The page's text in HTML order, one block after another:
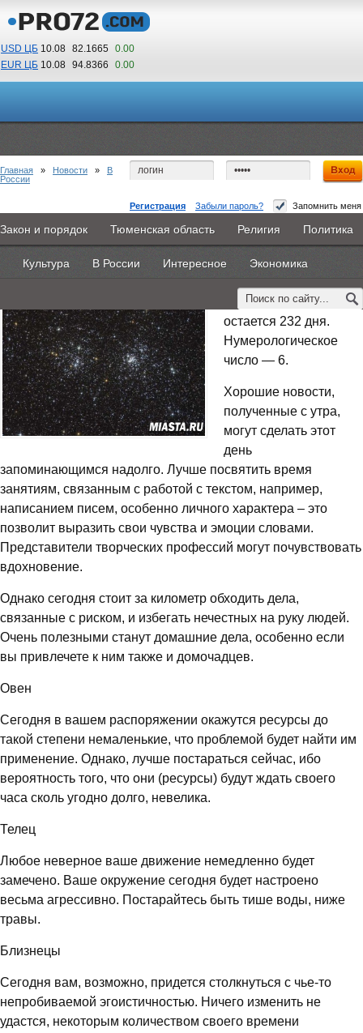
USD ЦБ 10.08 82.1665 0.00
EUR ЦБ 10.08 94.8366 0.00
08 59
По Гринвичу (GMT +5)
Регистрация Забыли пароль? Запомнить меня
Главная Новости Объявления КНИГИ ВестиNet
Каталоги 9PS Прочее
Закон и порядок Тюменская область Религия Политика
Культура В России Интересное Экономика
Главная » Новости » В
России
Гороскоп на 15 мая
15 мая 2015 - Наталья Белякова
15 мая — 133-ий день
года, до Нового года
остается 232 дня.
Нумерологическое
число — 6.
Хорошие новости,
полученные с утра,
могут сделать этот
день
запоминающимся надолго. Лучше посвятить время
занятиям, связанным с работой с текстом, например,
написанием писем, особенно личного характера – это
позволит выразить свои чувства и эмоции словами.
Представители творческих профессий могут почувствовать
вдохновение.
Однако сегодня стоит за километр обходить дела,
связанные с риском, и избегать нечестных на руку людей.
Очень полезными станут домашние дела, особенно если
вы привлечете к ним также и домочадцев.
Овен
Сегодня в вашем распоряжении окажутся ресурсы до
такой степени немаленькие, что проблемой будет найти им
применение. Однако, лучше постараться сейчас, ибо
вероятность того, что они (ресурсы) будут ждать своего
часа сколь угодно долго, невелика.
Телец
Любое неверное ваше движение немедленно будет
замечено. Ваше окружение сегодня будет настроено
весьма агрессивно. Постарайтесь быть тише воды, ниже
травы.
Близнецы
Сегодня вам, возможно, придется столкнуться с чье-то
непробиваемой эгоистичностью. Ничего изменить не
удастся, некоторым количеством своего времени